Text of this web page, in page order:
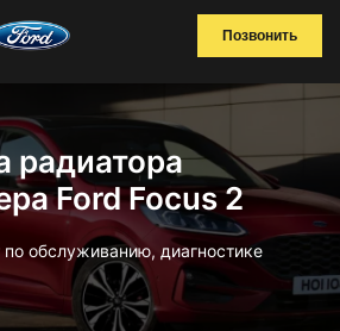
Позвонить
радиатора
Ford Focus 2
обслуживанию, диагностике